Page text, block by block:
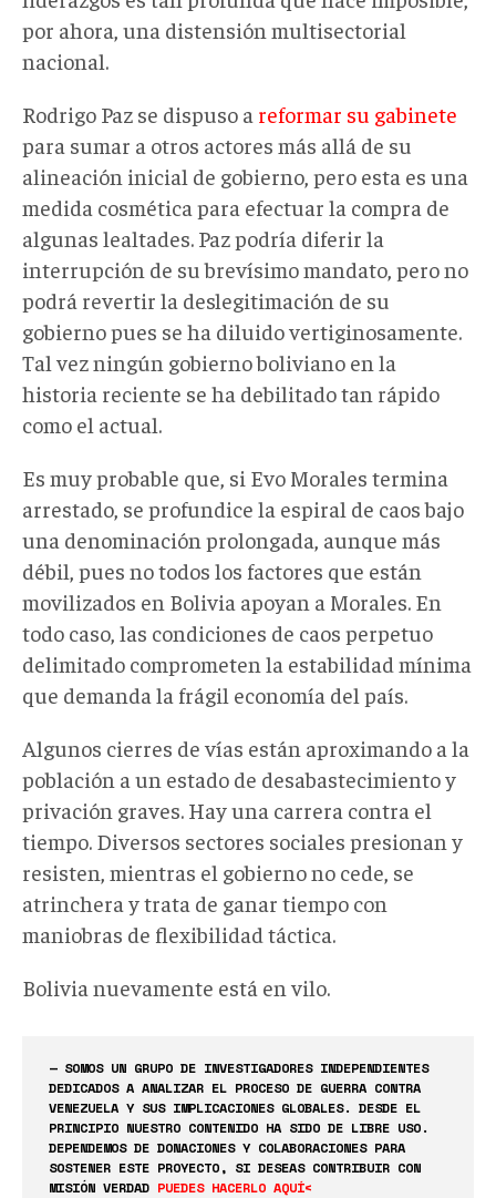
por ahora, una distensión multisectorial
nacional.
Rodrigo Paz se dispuso a reformar su gabinete
para sumar a otros actores más allá de su
alineación inicial de gobierno, pero esta es una
medida cosmética para efectuar la compra de
algunas lealtades. Paz podría diferir la
interrupción de su brevísimo mandato, pero no
podrá revertir la deslegitimación de su
gobierno pues se ha diluido vertiginosamente.
Tal vez ningún gobierno boliviano en la
historia reciente se ha debilitado tan rápido
como el actual.
Es muy probable que, si Evo Morales termina
arrestado, se profundice la espiral de caos bajo
una denominación prolongada, aunque más
débil, pues no todos los factores que están
movilizados en Bolivia apoyan a Morales. En
todo caso, las condiciones de caos perpetuo
delimitado comprometen la estabilidad mínima
que demanda la frágil economía del país.
Algunos cierres de vías están aproximando a la
población a un estado de desabastecimiento y
privación graves. Hay una carrera contra el
tiempo. Diversos sectores sociales presionan y
resisten, mientras el gobierno no cede, se
atrinchera y trata de ganar tiempo con
maniobras de flexibilidad táctica.
Bolivia nuevamente está en vilo.
— SOMOS UN GRUPO DE INVESTIGADORES INDEPENDIENTES
DEDICADOS A ANALIZAR EL PROCESO DE GUERRA CONTRA
VENEZUELA Y SUS IMPLICACIONES GLOBALES. DESDE EL
PRINCIPIO NUESTRO CONTENIDO HA SIDO DE LIBRE USO.
DEPENDEMOS DE DONACIONES Y COLABORACIONES PARA
SOSTENER ESTE PROYECTO, SI DESEAS CONTRIBUIR CON
MISIÓN VERDAD PUEDES HACERLO AQUÍ<